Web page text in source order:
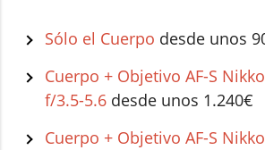
Sólo el Cuerpo desde unos
Cuerpo + Objetivo AF-S
f/3.5-5.6 desde unos 1.240€
Cuerpo + Objetivo AF-S